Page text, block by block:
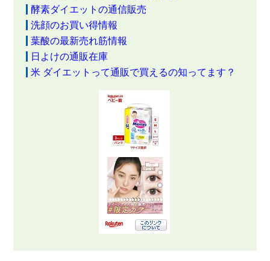
酵素ダイエットの通信販売
洗顔のお買い得情報
葉酸の最新売れ筋情報
日よけの通販在庫
米 ダイエットって通販で買えるの知ってます？